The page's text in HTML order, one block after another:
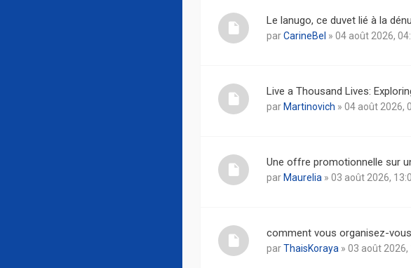
Le lanugo, ce duvet lié à la
parCarineBel » 04 août 2026,
Live a Thousand Lives:
par Martinovich » 04 août 2026,
Une offre promotionnelle sur
par Maurelia » 03 août 2026,
comment vous organisez-
parThaisKoraya » 03 août 2026,